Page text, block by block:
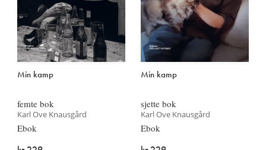
Min kamp
femte bok
Karl Ove Knausgård
Ebok
Min kamp
sjette bok
Karl Ove Knausgård
Ebok